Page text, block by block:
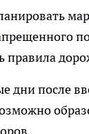
правила
дни после